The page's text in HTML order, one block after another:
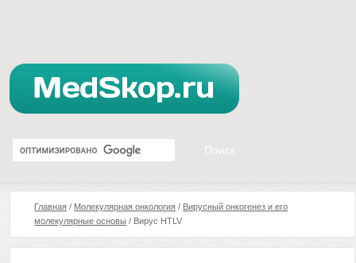
Главная / Молекулярная онкология / Вирусный онкогенез и его
молекулярные основы / Вирус HTLV